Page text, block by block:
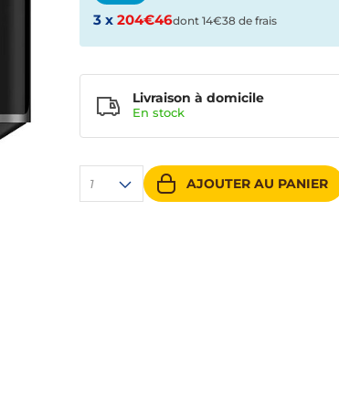
3 x 204€46dont 14€38 de frais
1 AJOUTER AU PANIER
Livraison à domicile
En stock